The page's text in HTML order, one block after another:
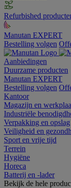
Refurbished
Manutan EXPERT
Bestelling volgen
Aanbiedingen
Duurzame producten
Manutan EXPERT
Bestelling volgen
Kantoor
Magazijn en
Industriële
Verpakking en opslag
Veiligheid en
Sport en vrije tijd
Terrein
Hygiëne
Horeca
Batterij en -lader
Bekijk de hele